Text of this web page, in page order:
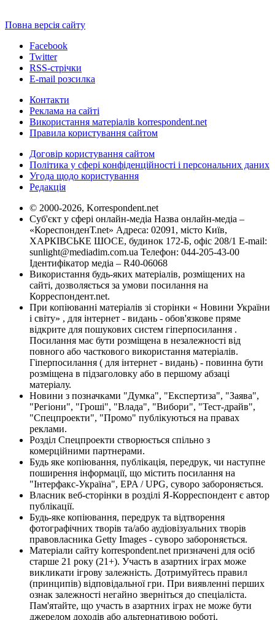
Повна версія сайту
Facebook
Twitter
RSS-стрічки
E-mail розсилка
Контакти
Реклама на сайті
Використання матеріалів korrespondent.net
Правила користування сайтом
Договір користування сайтом
Політика у сфері конфіденційності і персональних даних
Угода щодо користування
Редакція
© 2000-2026, Korrespondent.net
Суб'єкт у сфері онлайн-медіа Назва онлайн-медіа –
«КореспонденТ.net» Адреса: 02091, місто Київ,
ХАРКІВСЬКЕ ШОСЕ, будинок 172-Б, офіс 208/1 E-mail:
sunlight@mediadim.com.ua Телефон: 044-205-43-00
Ідентифікатор медіа – R40-06068
Використання будь-яких матеріалів, розміщених на
сайті, дозволяється за умови посилання на
Корреспондент.net.
При копіюванні матеріалів зі сторінки « Новини України
і світу» , для інтернет - видань - обов'язкове пряме
відкрите для пошукових систем гіперпосилання .
Посилання має бути розміщена в незалежності від
повного або часткового використання матеріалів.
Гіперпосилання ( для інтернет - видань) - повинна бути
розміщена в підзаголовку або в першому абзаці
матеріалу.
Новини з позначками "Думка", "Експертиза", "Заява",
"Регіони", "Гроші", "Влада", "Вибори", "Тест-драйв",
"Спецпроекти", "Промо" публікуються на правах
реклами.
Розділ Спецпроекти створюється спільно з
комерційними партнерами.
Будь яке копіювання, публікація, передрук, чи наступне
поширення інформації, що містить посилання на
"Інтерфакс-Україна", EPA / UPG, суворо забороняється.
Власник веб-сторінки в розділі Я-Корреспондент є автор
публікації.
Будь-яке копіювання, передрук та відтворення
фотографічних творів та/або аудіовізуальних творів
правовласника Getty Images - суворо забороняється.
Матеріали сайту korrespondent.net призначені для осіб
старше 21 року (21+). Участь в азартних іграх може
викликати ігрову залежність. Дотримуйтесь правил
(принципів) відповідальної гри. При виявленні перших
ознак залежності негайно зверніться до спеціаліста.
Пам'ятайте, що участь в азартних іграх не може бути
джерелом доходів або альтернативою роботі.